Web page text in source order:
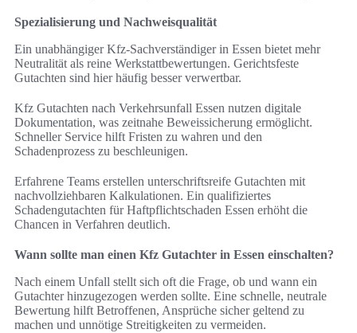
Spezialisierung und Nachweisqualität
Ein unabhängiger Kfz-Sachverständiger in Essen bietet mehr
Neutralität als reine Werkstattbewertungen. Gerichtsfeste
Gutachten sind hier häufig besser verwertbar.
Kfz Gutachten nach Verkehrsunfall Essen nutzen digitale
Dokumentation, was zeitnahe Beweissicherung ermöglicht.
Schneller Service hilft Fristen zu wahren und den
Schadenprozess zu beschleunigen.
Erfahrene Teams erstellen unterschriftsreife Gutachten mit
nachvollziehbaren Kalkulationen. Ein qualifiziertes
Schadengutachten für Haftpflichtschaden Essen erhöht die
Chancen in Verfahren deutlich.
Wann sollte man einen Kfz Gutachter in Essen einschalten?
Nach einem Unfall stellt sich oft die Frage, ob und wann ein
Gutachter hinzugezogen werden sollte. Eine schnelle, neutrale
Bewertung hilft Betroffenen, Ansprüche sicher geltend zu
machen und unnötige Streitigkeiten zu vermeiden.